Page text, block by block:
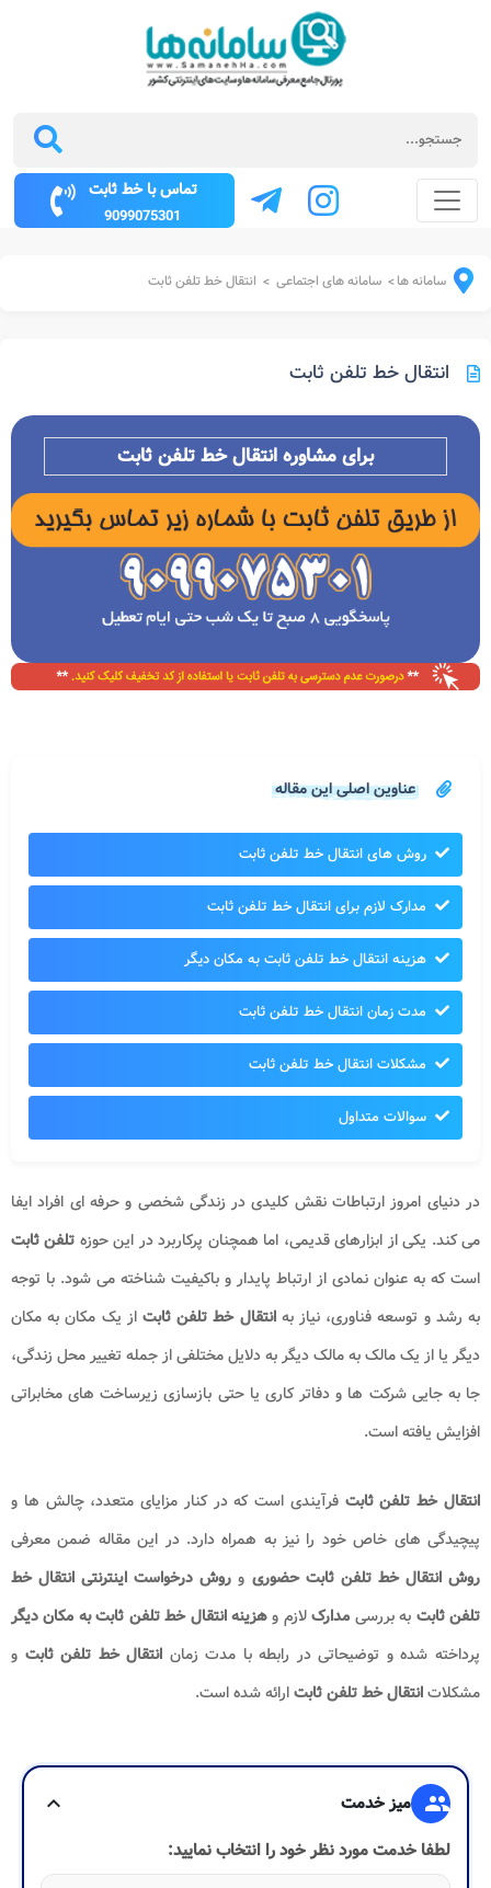
تماس با خط ثابت
9099075301
سامانه ها> سامانه های اجتماعی > انتقال خط تلفن ثابت
انتقال خط تلفن ثابت
برای مشاوره انتقال خط تلفن ثابت
عناوین اصلی این مقاله
روش های انتقال خط تلفن ثابت
مدارک لازم برای انتقال خط تلفن ثابت
هزینه انتقال خط تلفن ثابت به مکان دیگر
مدت زمان انتقال خط تلفن ثابت
مشکلات انتقال خط تلفن ثابت
سوالات متداول
در دنیای امروز ارتباطات نقش کلیدی در زندگی شخصی و حرفه‌ ای افراد ایفا
می ‌کند. یکی از ابزارهای قدیمی، اما همچنان پرکاربرد در این حوزه تلفن ثابت
است که به عنوان نمادی از ارتباط پایدار و باکیفیت شناخته می ‌شود. با توجه
به رشد و توسعه فناوری، نیاز بهانتقال خط تلفن ثابتاز یک مکان به مکان
دیگر یا از یک مالک به مالک دیگر به دلایل مختلفی از جمله تغییر محل زندگی،
جا به جایی شرکت ‌ها و دفاتر کاری یا حتی بازسازی زیرساخت‌ های مخابراتی
افزایش یافته است.
انتقال خط تلفن ثابت فرآیندی است که در کنار مزایای متعدد، چالش‌ ها و
پیچیدگی ‌های خاص خود را نیز به همراه دارد. در این مقاله ضمن معرفی
روش انتقال خط تلفن ثابت حضوری و روش درخواست اینترنتی انتقال خط
تلفن ثابت به بررسی مدارکلازم وهزینه انتقال خط تلفن ثابت به مکان دیگر
پرداخته شده و توضیحاتی در رابطه با مدت زمان انتقال خط تلفن ثابت و
مشکلاتانتقال خط تلفن ثابتارائه شده است.
group میز خدمت
expand_more
لطفا خدمت مورد نظر خود را انتخاب نمایید: